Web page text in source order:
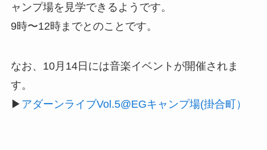
ャンプ場を見学できるようです。
9時〜12時までとのことです。
なお、10月14日には音楽イベントが開催されま
す。
▶︎ アダーンライブVol.5@EGキャンプ場(掛合町）